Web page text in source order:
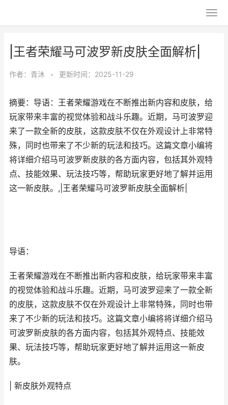
|王者荣耀马可波罗新皮肤全面解析|
作者： 青沐 • 更新时间：2025-11-29
摘要：导语：王者荣耀游戏在不断推出新内容和皮肤，给
玩家带来丰富的视觉体验和战斗乐趣。近期，马可波罗迎
来了一款全新的皮肤，这款皮肤不仅在外观设计上非常特
殊，同时也带来了不少新的玩法和技巧。这篇文章小编将
将详细介绍马可波罗新皮肤的各方面内容，包括其外观特
点、技能效果、玩法技巧等，帮助玩家更好地了解并运用
这一新皮肤。,|王者荣耀马可波罗新皮肤全面解析|
导语：
王者荣耀游戏在不断推出新内容和皮肤，给玩家带来丰富
的视觉体验和战斗乐趣。近期，马可波罗迎来了一款全新
的皮肤，这款皮肤不仅在外观设计上非常特殊，同时也带
来了不少新的玩法和技巧。这篇文章小编将将详细介绍马
可波罗新皮肤的各方面内容，包括其外观特点、技能效
果、玩法技巧等，帮助玩家更好地了解并运用这一新皮
肤。
| 新皮肤外观特点